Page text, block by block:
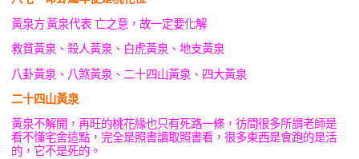
黃泉方:黃泉代表 亡之意，故一定要化解
救貧黃泉、殺人黃泉、白虎黃泉、地支黃泉
八卦黃泉、八煞黃泉、二十四山黃泉、四大黃泉
二十四山黃泉
黃泉不解開，再旺的桃花緣也只有死路一條，彷間很多所謂老師是
看不懂宅舍這點，完全是照書讀取照書看，很多東西是會跑的是活
的，它不是死的。